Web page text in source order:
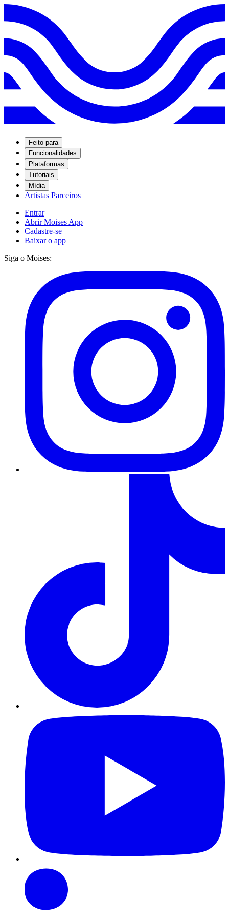
Feito para
Funcionalidades
Plataformas
Tutoriais
Mídia
Artistas Parceiros
Entrar
Abrir Moises App
Cadastre-se
Baixar o app
Siga o Moises: